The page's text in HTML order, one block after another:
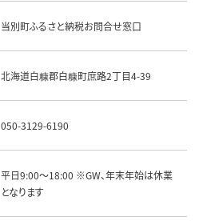
当別町ふるさと納税お問合せ窓口
北海道白糠郡白糠町庶路2丁目4-39
050-3129-6190
平日9:00～18:00 ※GW、年末年始は休業
となります